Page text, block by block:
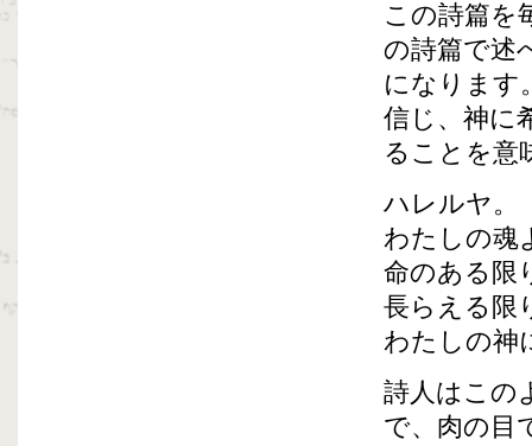
この詩篇を
の詩篇で述
になります
信じ、神に
ることを意
ハレルヤ。
わたしの魂
命のある限
長らえる限
わたしの神
詩人はこの
で、肉の目